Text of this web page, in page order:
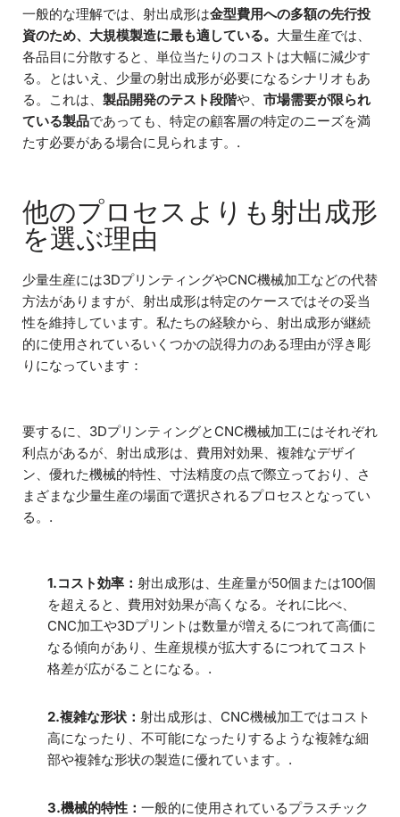
一般的な理解では、射出成形は金型費用への多額の先行投
資のため、大規模製造に最も適している。 大量生産では、
各品目に分散すると、単位当たりのコストは大幅に減少す
る。とはいえ、少量の射出成形が必要になるシナリオもあ
る。これは、 製品開発のテスト段階や、 市場需要が限られ
ている製品であっても、特定の顧客層の特定のニーズを満
たす必要がある場合に見られます。.
他のプロセスよりも射出成形
を選ぶ理由
少量生産には3DプリンティングやCNC機械加工などの代替
方法がありますが、射出成形は特定のケースではその妥当
性を維持しています。私たちの経験から、射出成形が継続
的に使用されているいくつかの説得力のある理由が浮き彫
りになっています：
要するに、3DプリンティングとCNC機械加工にはそれぞれ
利点があるが、射出成形は、費用対効果、複雑なデザイ
ン、優れた機械的特性、寸法精度の点で際立っており、さ
まざまな少量生産の場面で選択されるプロセスとなってい
る。.
1.コスト効率： 射出成形は、生産量が50個または100個
を超えると、費用対効果が高くなる。それに比べ、
CNC加工や3Dプリントは数量が増えるにつれて高価に
なる傾向があり、生産規模が拡大するにつれてコスト
格差が広がることになる。.
2.複雑な形状： 射出成形は、CNC機械加工ではコスト
高になったり、不可能になったりするような複雑な細
部や複雑な形状の製造に優れています。.
3.機械的特性： 一般的に使用されているプラスチック